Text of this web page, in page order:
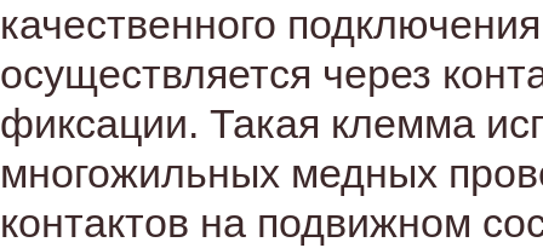
качественного
осуществляется через
фиксации. Такая клемма
многожильных медных
контактов на подвижном